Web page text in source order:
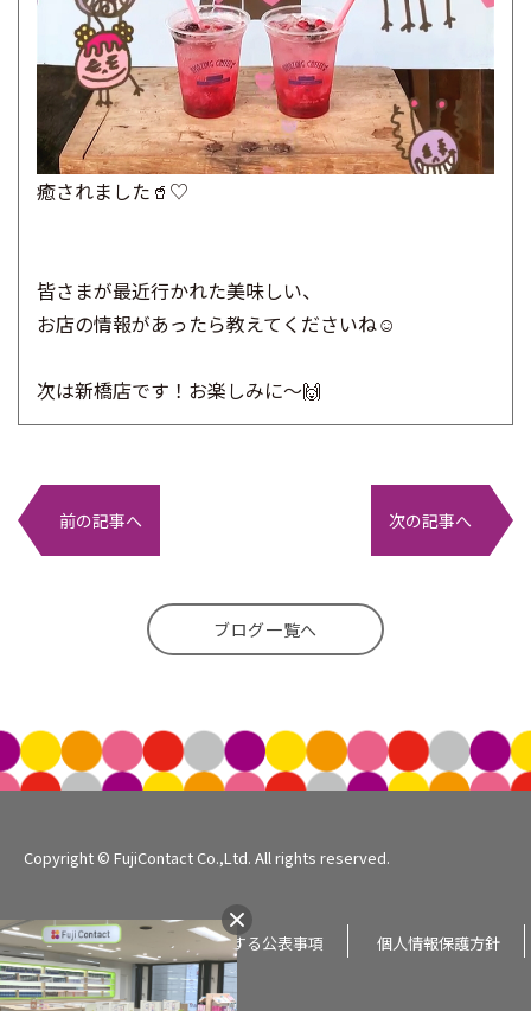
癒されました🥤♡
皆さまが最近行かれた美味しい、
お店の情報があったら教えてくださいね☺
次は新橋店です！お楽しみに～🙌
前の記事へ
ブログ一覧へ
次の記事へ
Copyright © FujiContact Co.,Ltd. All rights reserved.
企業情報 個人情報に関する公表事項
個人情報保護方針
サイトマップ